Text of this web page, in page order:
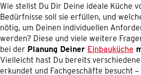
Wie stellst Du Dir Deine ideale Küche
Bedürfnisse soll sie erfüllen, und
nötig, um Deinen individuellen
werden? Diese und viele weitere
bei der Planung Deiner Einbauküche
Vielleicht hast Du bereits
erkundet und Fachgeschäfte besucht